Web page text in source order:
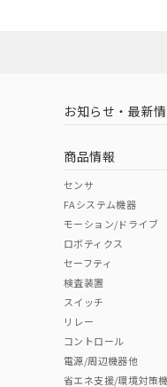
中国 RoHS 注意
中国 RoHS表
Pb Hg
"対応済み"や非含
非含有品が必要な
（イギリス
お知らせ・最新
商品情報
センサ
FAシステム機器
モーション/ドライブ
ロボティクス
セーフティ
検査装置
スイッチ
リレー
コントロール
電源/周辺機器他
省エネ支援/環境対策